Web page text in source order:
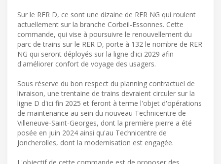
Sur le RER D, ce sont une dizaine de RER NG qui roulent
actuellement sur la branche Corbeil-Essonnes. Cette
commande, qui vise à poursuivre le renouvellement du
parc de trains sur le RER D, porte à 132 le nombre de RER
NG qui seront déployés sur la ligne d'ici 2029 afin
d'améliorer confort de voyage des usagers.
Sous réserve du bon respect du planning contractuel de
livraison, une trentaine de trains devraient circuler sur la
ligne D d'ici fin 2025 et feront à terme l'objet d'opérations
de maintenance au sein du nouveau Technicentre de
Villeneuve-Saint-Georges, dont la première pierre a été
posée en juin 2024 ainsi qu'au Technicentre de
Joncherolles, dont la modernisation est engagée.
L'objectif de cette commande est de proposer des